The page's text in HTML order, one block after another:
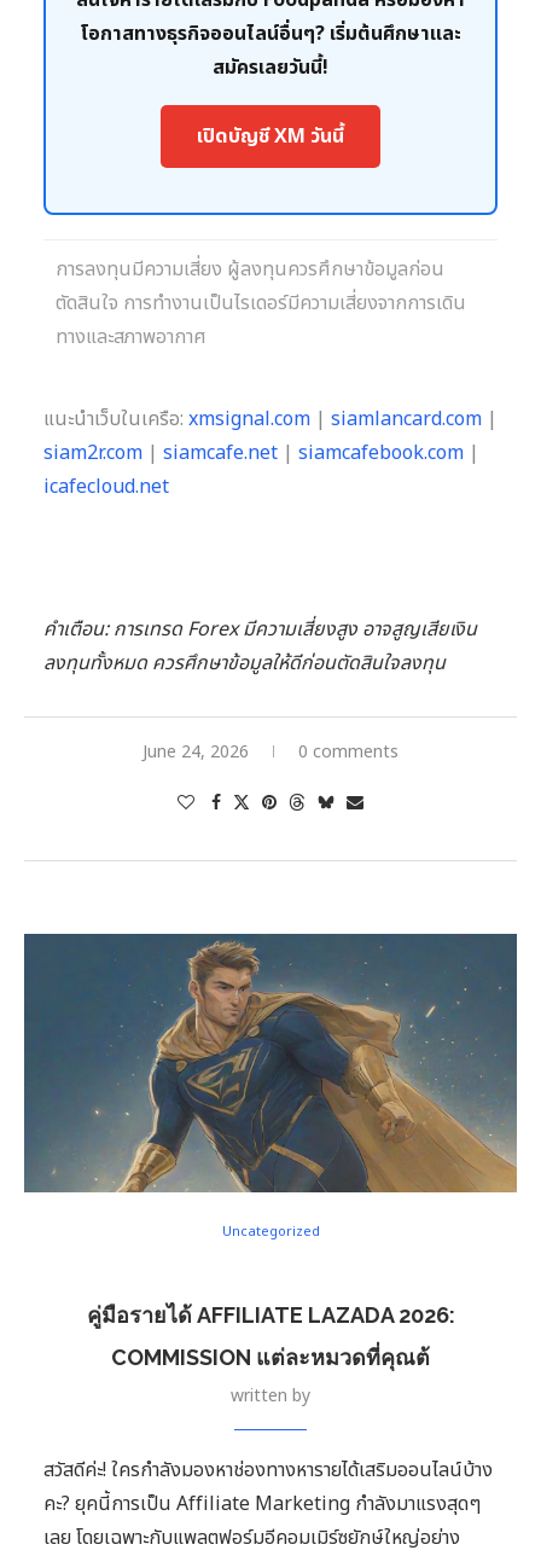
โอกาสทางธุรกิจออนไลน์อื่นๆ? เริ่มต้นศึกษาและ
สมัครเลยวันนี้!
เปิดบัญชี XM วันนี้
การลงทุนมีความเสี่ยง ผู้ลงทุนควรศึกษาข้อมูลก่อน
ตัดสินใจ การทำงานเป็นไรเดอร์มีความเสี่ยงจากการเดิน
ทางและสภาพอากาศ
แนะนำเว็บในเครือ: xmsignal.com | siamlancard.com |
siam2r.com | siamcafe.net | siamcafebook.com |
icafecloud.net
คำเตือน: การเทรด Forex มีความเสี่ยงสูง อาจสูญเสียเงิน
ลงทุนทั้งหมด ควรศึกษาข้อมูลให้ดีก่อนตัดสินใจลงทุน
June 24, 2026 0 comments
Uncategorized
คู่มือรายได้ AFFILIATE LAZADA 2026:
COMMISSION แต่ละหมวดที่คุณต้
written by
สวัสดีค่ะ! ใครกำลังมองหาช่องทางหารายได้เสริมออนไลน์บ้าง
คะ? ยุคนี้การเป็น Affiliate Marketing กำลังมาแรงสุดๆ
เลย โดยเฉพาะกับแพลตฟอร์มอีคอมเมิร์ซยักษ์ใหญ่อย่าง